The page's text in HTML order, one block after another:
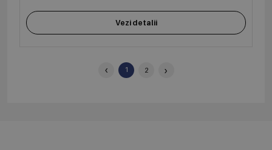
Vezi detalii
‹ 1 2 ›